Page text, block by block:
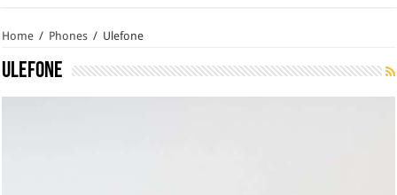
Home / Phones / Ulefone
Ulefone